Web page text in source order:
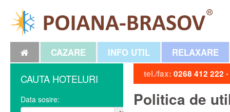
CAZARE INFO UTIL RELAXARE
CAUTA HOTELURI
Data sosire:
tel./fax: 0268 412 222 •
Politica de